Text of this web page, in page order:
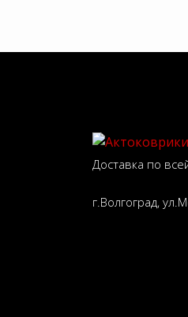
Доставка по
г.Волгоград,